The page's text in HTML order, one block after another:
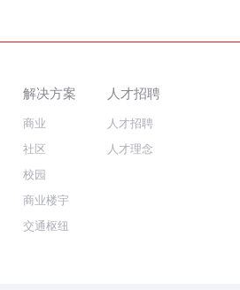
解决方案
商业
社区
校园
商业楼宇
交通枢纽
人才招聘
人才招聘
人才理念